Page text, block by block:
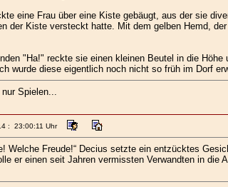
eine Frau über eine Kiste gebäugt, aus der sie
der Kiste versteckt hatte. Mit dem gelben Hemd,
"Ha!" reckte sie einen kleinen Beutel in die
wurde diese eigentlich noch nicht so früh im Dorf
Spielen...
: 23:00:11 Uhr
Welche Freude!“ Decius setzte ein entzücktes
er einen seit Jahren vermissten Verwandten in die